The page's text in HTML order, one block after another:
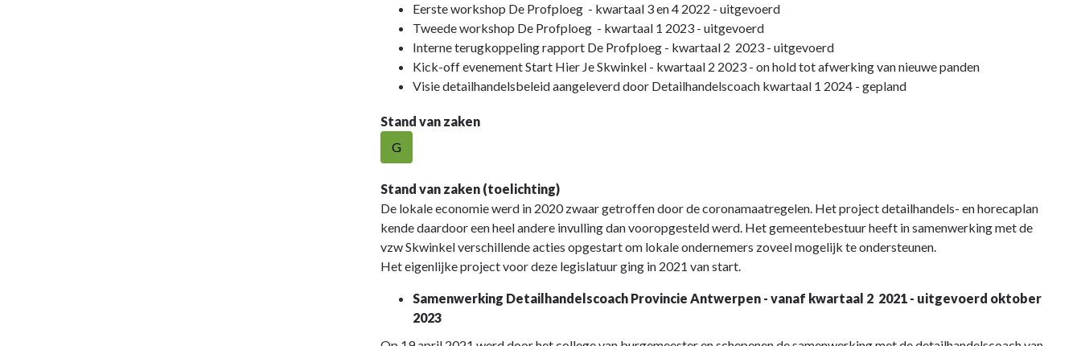
Eerste workshop De Profploeg - kwartaal 3 en 4 2022 - uitgevoerd
Tweede workshop De Profploeg - kwartaal 1 2023 - uitgevoerd
Interne terugkoppeling rapport De Profploeg - kwartaal 2 2023 - uitgevoerd
Kick-off evenement Start Hier Je Skwinkel - kwartaal 2 2023 - on hold tot afwerking van nieuwe panden
Visie detailhandelsbeleid aangeleverd door Detailhandelscoach kwartaal 1 2024 - gepland
Stand van zaken
G
Stand van zaken (toelichting)
De lokale economie werd in 2020 zwaar getroffen door de coronamaatregelen. Het project detailhandels- en horecaplan
kende daardoor een heel andere invulling dan vooropgesteld werd. Het gemeentebestuur heeft in samenwerking met de
vzw Skwinkel verschillende acties opgestart om lokale ondernemers zoveel mogelijk te ondersteunen.
Het eigenlijke project voor deze legislatuur ging in 2021 van start.
Samenwerking Detailhandelscoach Provincie Antwerpen - vanaf kwartaal 2 2021 - uitgevoerd oktober
2023